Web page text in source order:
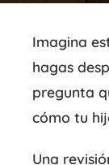
Imagina
hagas
pregunta
cómo tu
Una